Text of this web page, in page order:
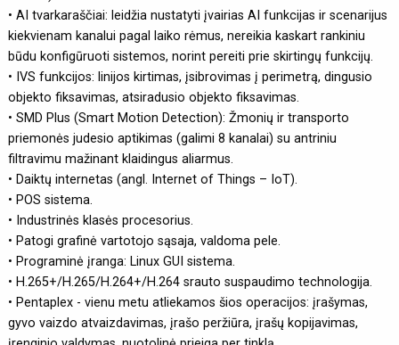
• AI tvarkaraščiai: leidžia nustatyti įvairias AI funkcijas ir scenarijus
kiekvienam kanalui pagal laiko rėmus, nereikia kaskart rankiniu
būdu konfigūruoti sistemos, norint pereiti prie skirtingų funkcijų.
• IVS funkcijos: linijos kirtimas, įsibrovimas į perimetrą, dingusio
objekto fiksavimas, atsiradusio objekto fiksavimas.
• SMD Plus (Smart Motion Detection): Žmonių ir transporto
priemonės judesio aptikimas (galimi 8 kanalai) su antriniu
filtravimu mažinant klaidingus aliarmus.
• Daiktų internetas (angl. Internet of Things – IoT).
• POS sistema.
• Industrinės klasės procesorius.
• Patogi grafinė vartotojo sąsaja, valdoma pele.
• Programinė įranga: Linux GUI sistema.
• H.265+/H.265/H.264+/H.264 srauto suspaudimo technologija.
• Pentaplex - vienu metu atliekamos šios operacijos: įrašymas,
gyvo vaizdo atvaizdavimas, įrašo peržiūra, įrašų kopijavimas,